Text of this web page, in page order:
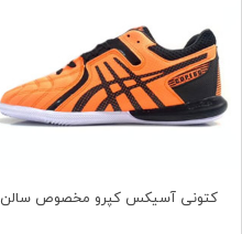
کتونی آسیکس کپرو مخصوص سالن